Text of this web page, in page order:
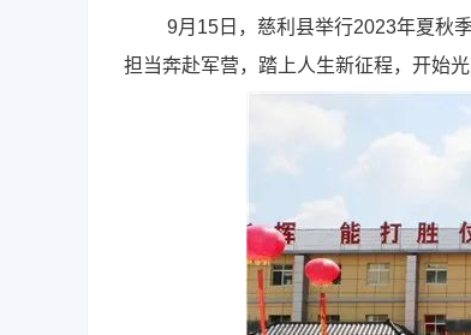
9月15日，慈利县举行2023年夏秋季
担当奔赴军营，踏上人生新征程，开始光